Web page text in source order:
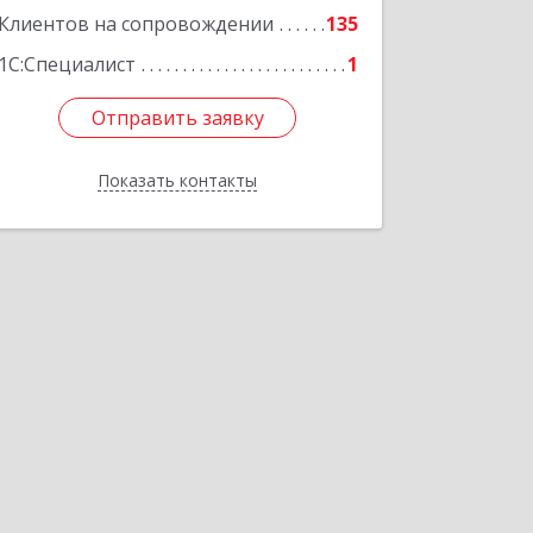
Клиентов на сопровождении
135
1С:Специалист
1
Отправить заявку
Показать контакты
Отправить заявку
Назад